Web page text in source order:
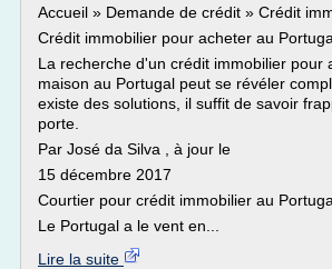
Accueil » Demande de crédit » Crédit
Crédit immobilier pour acheter au
La recherche d'un crédit immobilier pour
maison au Portugal peut se révéler
existe des solutions, il suffit de savoir
porte.
Par José da Silva , à jour le
15 décembre 2017
Courtier pour crédit immobilier au
Le Portugal a le vent en...
Lire la suite